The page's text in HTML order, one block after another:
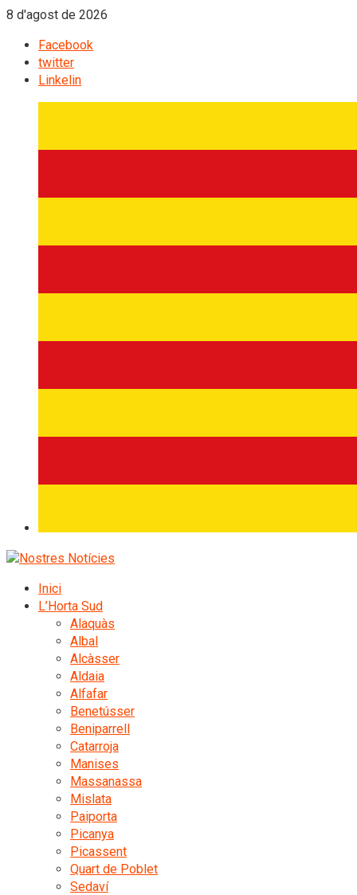
8 d'agost de 2026
Facebook
twitter
Linkelin
Inici
L’Horta Sud
Alaquàs
Albal
Alcàsser
Aldaia
Alfafar
Benetússer
Beniparrell
Catarroja
Manises
Massanassa
Mislata
Paiporta
Picanya
Picassent
Quart de Poblet
Sedaví